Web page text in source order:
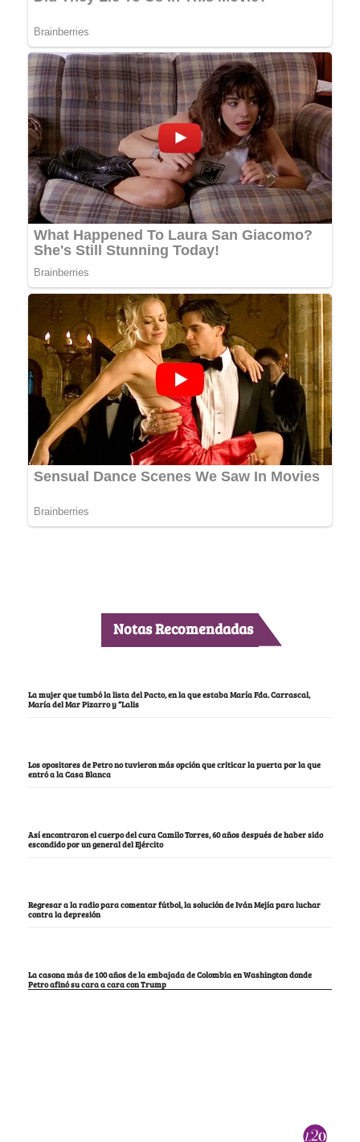
Notas Recomendadas
La mujer que tumbó la lista del Pacto, en la que estaba María Fda. Carrascal,
María del Mar Pizarro y “Lalis
Los opositores de Petro no tuvieron más opción que criticar la puerta por la que
entró a la Casa Blanca
Así encontraron el cuerpo del cura Camilo Torres, 60 años después de haber sido
escondido por un general del Ejército
Regresar a la radio para comentar fútbol, la solución de Iván Mejía para luchar
contra la depresión
La casona más de 100 años de la embajada de Colombia en Washington donde
Petro afinó su cara a cara con Trump